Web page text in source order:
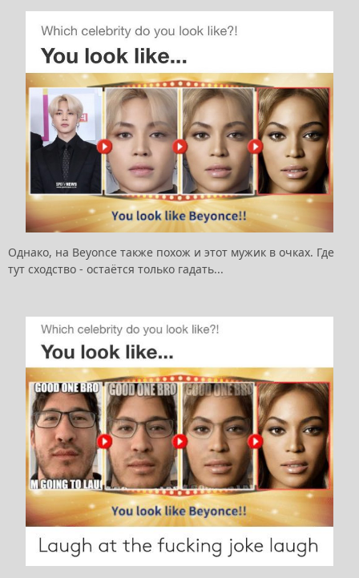
Однако, на Beyonce также похож и этот мужик в очках. Где
тут сходство - остаётся только гадать...